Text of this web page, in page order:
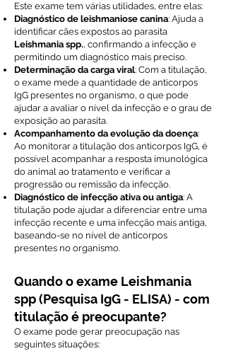
Este exame tem várias utilidades, entre elas:
Diagnóstico de leishmaniose canina: Ajuda a
identificar cães expostos ao parasita
Leishmania spp., confirmando a infecção e
permitindo um diagnóstico mais preciso.
Determinação da carga viral: Com a titulação,
o exame mede a quantidade de anticorpos
IgG presentes no organismo, o que pode
ajudar a avaliar o nível da infecção e o grau de
exposição ao parasita.
Acompanhamento da evolução da doença:
Ao monitorar a titulação dos anticorpos IgG, é
possível acompanhar a resposta imunológica
do animal ao tratamento e verificar a
progressão ou remissão da infecção.
Diagnóstico de infecção ativa ou antiga: A
titulação pode ajudar a diferenciar entre uma
infecção recente e uma infecção mais antiga,
baseando-se no nível de anticorpos
presentes no organismo.
Quando o exame Leishmania
spp (Pesquisa IgG - ELISA) - com
titulação é preocupante?
O exame pode gerar preocupação nas
seguintes situações: